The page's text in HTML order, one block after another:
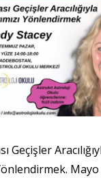
Geçişler